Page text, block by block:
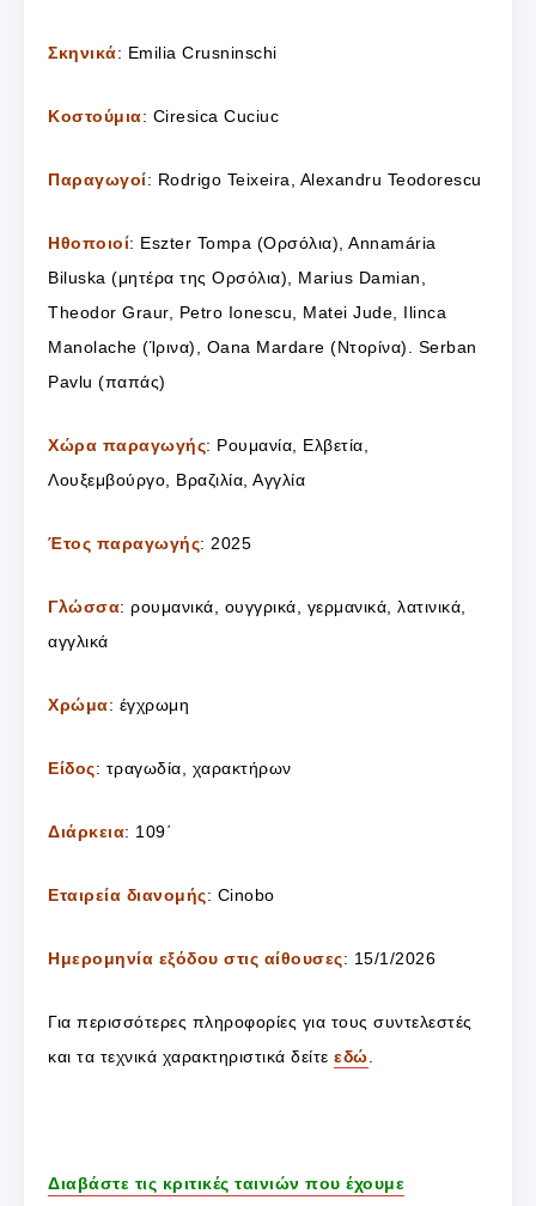
Σκηνικά: Emilia Crusninschi
Κοστούμια: Ciresica Cuciuc
Παραγωγοί: Rodrigo Teixeira, Alexandru Teodorescu
Ηθοποιοί: Eszter Tompa (Ορσόλια), Annamária
Biluska (μητέρα της Ορσόλια), Marius Damian,
Theodor Graur, Petro Ionescu, Matei Jude, Ilinca
Manolache (Ίρινα), Oana Mardare (Ντορίνα). Serban
Pavlu (παπάς)
Χώρα παραγωγής: Ρουμανία, Ελβετία,
Λουξεμβούργο, Βραζιλία, Αγγλία
Έτος παραγωγής: 2025
Γλώσσα: ρουμανικά, ουγγρικά, γερμανικά, λατινικά,
αγγλικά
Χρώμα: έγχρωμη
Είδος: τραγωδία, χαρακτήρων
Διάρκεια: 109΄
Εταιρεία διανομής: Cinobo
Ημερομηνία εξόδου στις αίθουσες: 15/1/2026
Για περισσότερες πληροφορίες για τους συντελεστές
και τα τεχνικά χαρακτηριστικά δείτε εδώ
Διαβάστε τις κριτικές ταινιών που έχουμε